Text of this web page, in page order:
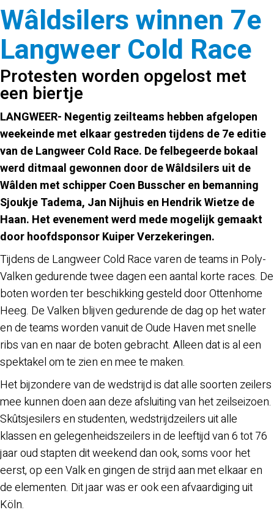
Wâldsilers winnen 7e
Langweer Cold Race
Protesten worden opgelost met
een biertje
LANGWEER- Negentig zeilteams hebben afgelopen
weekeinde met elkaar gestreden tijdens de 7e editie
van de Langweer Cold Race. De felbegeerde bokaal
werd ditmaal gewonnen door de Wâldsilers uit de
Wâlden met schipper Coen Busscher en bemanning
Sjoukje Tadema, Jan Nijhuis en Hendrik Wietze de
Haan. Het evenement werd mede mogelijk gemaakt
door hoofdsponsor Kuiper Verzekeringen.
Tijdens de Langweer Cold Race varen de teams in Poly-
Valken gedurende twee dagen een aantal korte races. De
boten worden ter beschikking gesteld door Ottenhome
Heeg. De Valken blijven gedurende de dag op het water
en de teams worden vanuit de Oude Haven met snelle
ribs van en naar de boten gebracht. Alleen dat is al een
spektakel om te zien en mee te maken.
Het bijzondere van de wedstrijd is dat alle soorten zeilers
mee kunnen doen aan deze afsluiting van het zeilseizoen.
Skûtsjesilers en studenten, wedstrijdzeilers uit alle
klassen en gelegenheidszeilers in de leeftijd van 6 tot 76
jaar oud stapten dit weekend dan ook, soms voor het
eerst, op een Valk en gingen de strijd aan met elkaar en
de elementen. Dit jaar was er ook een afvaardiging uit
Köln.